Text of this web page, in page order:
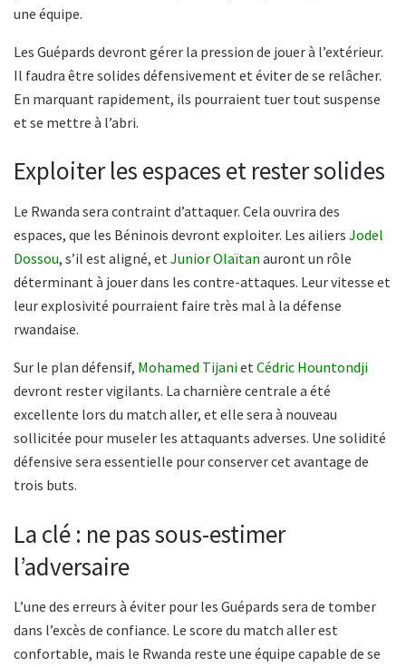
une équipe.
Les Guépards devront gérer la pression de jouer à l’extérieur.
Il faudra être solides défensivement et éviter de se relâcher.
En marquant rapidement, ils pourraient tuer tout suspense
et se mettre à l’abri.
Exploiter les espaces et rester solides
Le Rwanda sera contraint d’attaquer. Cela ouvrira des
espaces, que les Béninois devront exploiter. Les ailiers Jodel
Dossou, s’il est aligné, etJunior Olaïtan auront un rôle
déterminant à jouer dans les contre-attaques. Leur vitesse et
leur explosivité pourraient faire très mal à la défense
rwandaise.
Sur le plan défensif, Mohamed TijanietCédric Hountondji
devront rester vigilants. La charnière centrale a été
excellente lors du match aller, et elle sera à nouveau
sollicitée pour museler les attaquants adverses. Une solidité
défensive sera essentielle pour conserver cet avantage de
trois buts.
La clé : ne pas sous-estimer
l’adversaire
L’une des erreurs à éviter pour les Guépards sera de tomber
dans l’excès de confiance. Le score du match aller est
confortable, mais le Rwanda reste une équipe capable de se